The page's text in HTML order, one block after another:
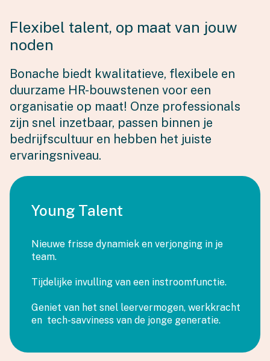
Flexibel talent, op maat van jouw
noden
Bonache biedt kwalitatieve, flexibele en
duurzame HR-bouwstenen voor een
organisatie op maat! Onze professionals
zijn snel inzetbaar, passen binnen je
bedrijfscultuur en hebben het juiste
ervaringsniveau.
Young Talent
Nieuwe frisse dynamiek en verjonging in je
team.
Tijdelijke invulling van een instroomfunctie.
Geniet van het snel leervermogen, werkkracht
en tech-savviness van de jonge generatie.